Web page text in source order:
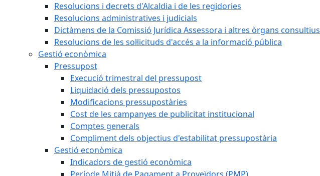
Resolucions i decrets d'Alcaldia i de les regidories
Resolucions administratives i judicials
Dictàmens de la Comissió Jurídica Assessora i altres òrgans consultius
Resolucions de les sol·licituds d'accés a la informació pública
Gestió econòmica
Pressupost
Execució trimestral del pressupost
Liquidació dels pressupostos
Modificacions pressupostàries
Cost de les campanyes de publicitat institucional
Comptes generals
Compliment dels objectius d'estabilitat pressupostària
Gestió econòmica
Indicadors de gestió econòmica